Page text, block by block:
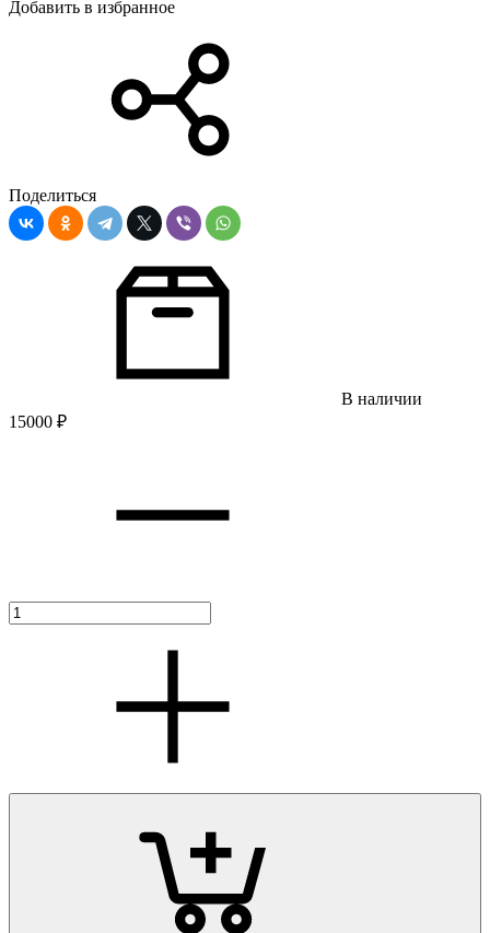
Добавить в избранное
Поделиться
В наличии
15000 ₽